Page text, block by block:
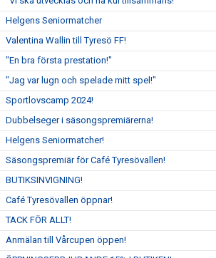
Helgens Seniormatcher
Valentina Wallin till Tyresö FF!
"En bra första prestation!"
"Jag var lugn och spelade mitt spel!"
Sportlovscamp 2024!
Dubbelseger i säsongspremiärerna!
Helgens Seniormatcher!
Säsongspremiär för Café Tyresövallen!
BUTIKSINVIGNING!
Café Tyresövallen öppnar!
TACK FÖR ALLT!
Anmälan till Vårcupen öppen!